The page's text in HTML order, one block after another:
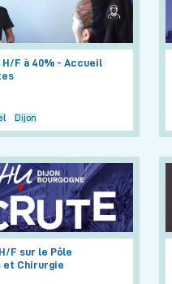
H/F à 40% - Accueil
Dijon
F sur le Pôle
et Chirurgie